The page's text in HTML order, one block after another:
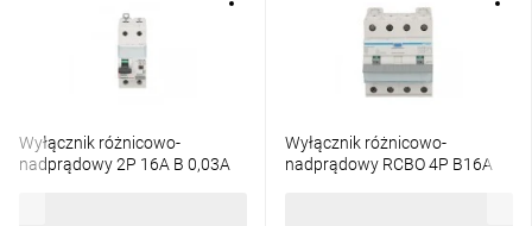
Wyłącznik różnicowo-
nadprądowy 2P 16A B 0,03A
Wyłącznik różnicowo-
nadprądowy RCBO 4P B16A